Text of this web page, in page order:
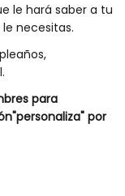
le hará saber a tu
necesitas.
para
por